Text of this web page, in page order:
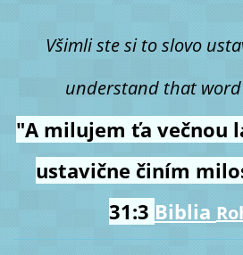
Všimli ste si to slovo
understand that
"A milujem ťa večnou
ustavične činím
31:3 Biblia